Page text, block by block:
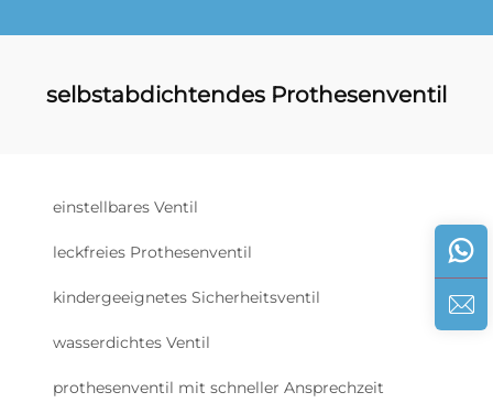
selbstabdichtendes Prothesenventil
einstellbares Ventil
leckfreies Prothesenventil
kindergeeignetes Sicherheitsventil
wasserdichtes Ventil
prothesenventil mit schneller Ansprechzeit